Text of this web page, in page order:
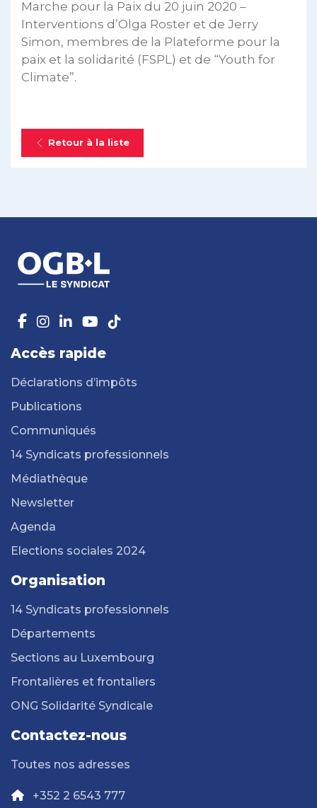
Marche pour la Paix du 20 juin 2020 –
Interventions d’Olga Roster et de Jerry
Simon, membres de la Plateforme pour la
paix et la solidarité (FSPL) et de “Youth for
Climate”.
Retour à la liste
Accès rapide
Déclarations d’impôts
Publications
Communiqués
14 Syndicats professionnels
Médiathèque
Newsletter
Agenda
Elections sociales 2024
Organisation
14 Syndicats professionnels
Départements
Sections au Luxembourg
Frontalières et frontaliers
ONG Solidarité Syndicale
Contactez-nous
Toutes nos adresses
+352 2 6543 777